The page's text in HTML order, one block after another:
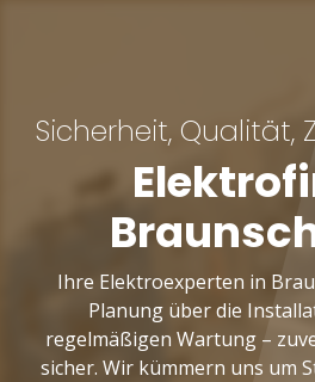
Sicherheit, Qualität,
Ihre Elektroexperten in
Planung über die
regelmäßigen Wartung –
sicher. Wir kümmern uns um